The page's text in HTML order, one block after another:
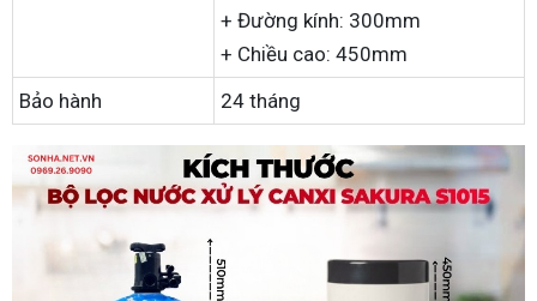
+ Đường kính: 300mm
+ Chiều cao: 450mm
Bảo hành
24 tháng